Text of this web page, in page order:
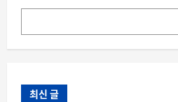
최신 글